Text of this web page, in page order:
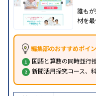
誰も
材を
編集部のおすすめポイ
国語と算数の同時並行
新聞活用探究コース、